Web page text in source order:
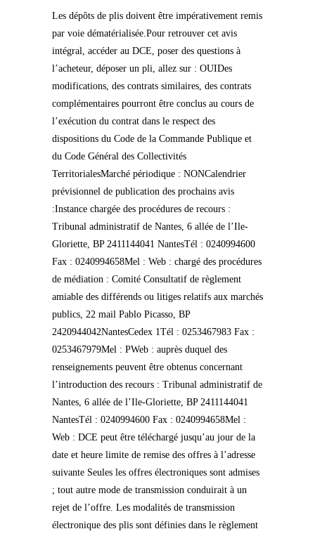
Les dépôts de plis doivent être impérativement remis
par voie dématérialisée.Pour retrouver cet avis
intégral, accéder au DCE, poser des questions à
l’acheteur, déposer un pli, allez sur : OUIDes
modifications, des contrats similaires, des contrats
complémentaires pourront être conclus au cours de
l’exécution du contrat dans le respect des
dispositions du Code de la Commande Publique et
du Code Général des Collectivités
TerritorialesMarché périodique : NONCalendrier
prévisionnel de publication des prochains avis
:Instance chargée des procédures de recours :
Tribunal administratif de Nantes, 6 allée de l’Ile-
Gloriette, BP 2411144041 NantesTél : 0240994600
Fax : 0240994658Mel : Web : chargé des procédures
de médiation : Comité Consultatif de règlement
amiable des différends ou litiges relatifs aux marchés
publics, 22 mail Pablo Picasso, BP
2420944042NantesCedex 1Tél : 0253467983 Fax :
0253467979Mel : PWeb : auprès duquel des
renseignements peuvent être obtenus concernant
l’introduction des recours : Tribunal administratif de
Nantes, 6 allée de l’Ile-Gloriette, BP 2411144041
NantesTél : 0240994600 Fax : 0240994658Mel :
Web : DCE peut être téléchargé jusqu’au jour de la
date et heure limite de remise des offres à l’adresse
suivante Seules les offres électroniques sont admises
; tout autre mode de transmission conduirait à un
rejet de l’offre. Les modalités de transmission
électronique des plis sont définies dans le règlement